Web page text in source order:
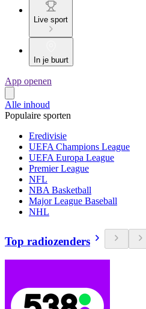
Live sport
In je buurt
App openen
Alle inhoud
Populaire sporten
Eredivisie
UEFA Champions League
UEFA Europa League
Premier League
NFL
NBA Basketball
Major League Baseball
NHL
Top radiozenders